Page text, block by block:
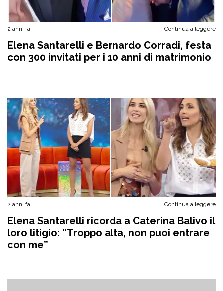
2 anni fa Continua a leggere
Elena Santarelli e Bernardo Corradi, festa
con 300 invitati per i 10 anni di matrimonio
2 anni fa Continua a leggere
Elena Santarelli ricorda a Caterina Balivo il
loro litigio: “Troppo alta, non puoi entrare
con me”